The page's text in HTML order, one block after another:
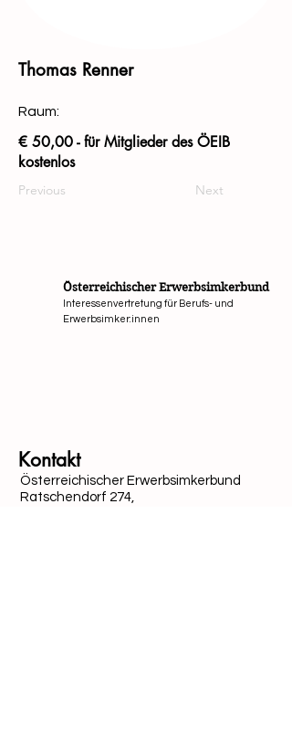
Thomas Renner
Raum:
€ 50,00 - für Mitglieder des ÖEIB
kostenlos
Previous Next
Österreichischer Erwerbsimkerbund
Interessenvertretung für Berufs- und
Erwerbsimker:innen
Kontakt
Österreichischer Erwerbsimkerbund
Ratschendorf 274,